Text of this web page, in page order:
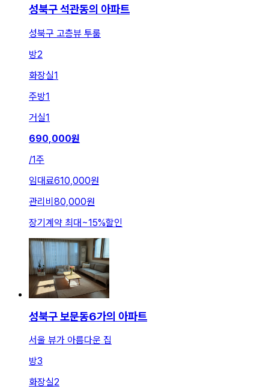
성북구 석관동의 아파트
성북구 고층뷰 투룸
방2
화장실1
주방1
거실1
690,000원
/1주
임대료610,000원
관리비 80,000원
장기계약 최대~15%할인
성북구 보문동6가의 아파트
서울 뷰가 아름다운 집
방3
화장실2